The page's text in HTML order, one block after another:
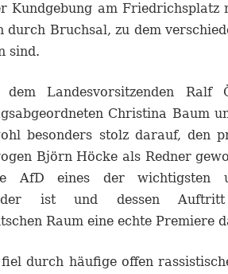
Kundgebung am Friedrichsplatz
durch Bruchsal, zu dem
sind.
dem Landesvorsitzenden Ralf
Christina Baum
besonders stolz darauf, den
Björn Höcke als Redner
AfD eines der wichtigsten
ist und dessen
Raum eine echte Premiere
durch häufige offen